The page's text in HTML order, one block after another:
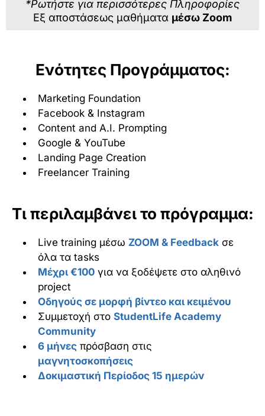
*Ρωτήστε για περισσότερες Πληροφορίες
Εξ αποστάσεως μαθήματα μέσω Zoom
Ενότητες Προγράμματος:
Marketing Foundation
Facebook & Instagram
Content and A.I. Prompting
Google & YouTube
Landing Page Creation
Freelancer Training
Τι περιλαμβάνει το πρόγραμμα:
Live training μέσω ZOOM & Feedback σε
όλα τα tasks
Μέχρι €100 για να ξοδέψετε στο αληθινό
project
Οδηγούς σε μορφή βίντεο και κειμένου
Συμμετοχή στο StudentLife Academy
Community
6 μήνες πρόσβαση στις
μαγνητοσκοπήσεις
Δοκιμαστική Περίοδος 15 ημερών